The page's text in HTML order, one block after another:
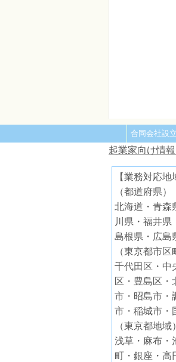
合同会社設
起業家向け情
【業務対応地
（都道府県）
北海道・青森
川県・福井県
島根県・広島
（東京都市区
千代田区・中
区・豊島区・
市・昭島市・
市・稲城市・
（東京都地域）
浅草・麻布・
町・銀座・高